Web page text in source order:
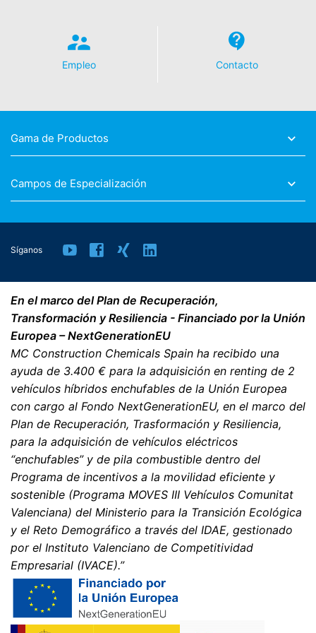
Empleo Contacto
Gama de Productos
Campos de Especialización
Síganos
En el marco del Plan de Recuperación,
Transformación y Resiliencia - Financiado por la Unión
Europea – NextGenerationEU
MC Construction Chemicals Spain ha recibido una
ayuda de 3.400 € para la adquisición en renting de 2
vehículos híbridos enchufables de la Unión Europea
con cargo al Fondo NextGenerationEU, en el marco del
Plan de Recuperación, Trasformación y Resiliencia,
para la adquisición de vehículos eléctricos
“enchufables” y de pila combustible dentro del
Programa de incentivos a la movilidad eficiente y
sostenible (Programa MOVES III Vehículos Comunitat
Valenciana) del Ministerio para la Transición Ecológica
y el Reto Demográfico a través del IDAE, gestionado
por el Instituto Valenciano de Competitividad
Empresarial (IVACE).”